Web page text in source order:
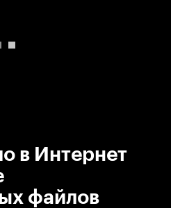
в Интернет
файлов